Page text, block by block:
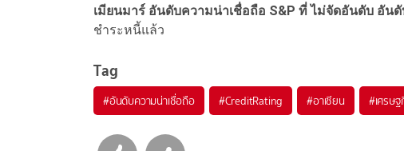
เมียนมาร์ อันดับความน่าเชื่อถือ S&P ที่ ไม่จัดอันดับ อัน
ชำระหนี้แล้ว
Tag
#อันดับความน่าเชื่อถือ #CreditRating #อาเชียน #เศรษ